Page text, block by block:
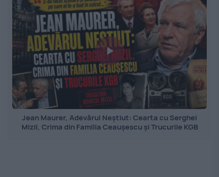
Jean Maurer, Adevărul Neștiut: Cearta cu Serghei
Mizil, Crima din Familia Ceaușescu și Trucurile KGB